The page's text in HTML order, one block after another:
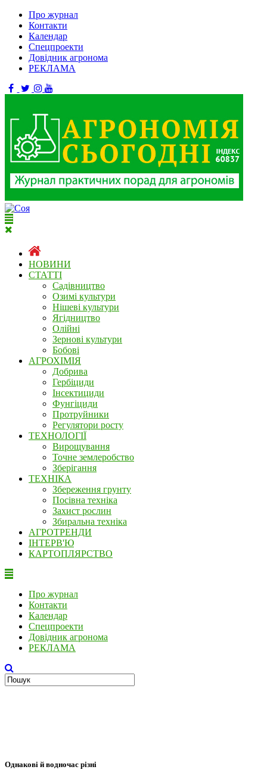
Про журнал
Контакти
Календар
Спецпроекти
Довідник агронома
РЕКЛАМА
НОВИНИ
СТАТТІ
Садівництво
Озимі культури
Нішеві культури
Ягідництво
Олійні
Зернові культури
Бобові
АГРОХІМІЯ
Добрива
Гербіциди
Інсектициди
Фунгіциди
Протруйники
Регулятори росту
ТЕХНОЛОГІЇ
Вирощування
Точне землеробство
Зберігання
ТЕХНІКА
Збереження грунту
Посівна техніка
Захист рослин
Збиральна техніка
АГРОТРЕНДИ
ІНТЕРВ'Ю
КАРТОПЛЯРСТВО
Про журнал
Контакти
Календар
Спецпроекти
Довідник агронома
РЕКЛАМА
Однакові й водночас різні